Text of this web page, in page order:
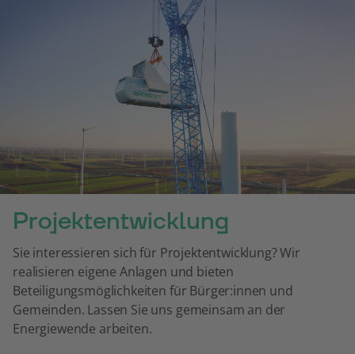
Projektentwicklung
Sie interessieren sich für Projektentwicklung? Wir
realisieren eigene Anlagen und bieten
Beteiligungsmöglichkeiten für Bürger:innen und
Gemeinden. Lassen Sie uns gemeinsam an der
Energiewende arbeiten.